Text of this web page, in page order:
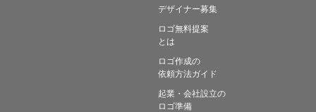
デザイナー募集
ロゴ無料提案
とは
ロゴ作成の
依頼方法ガイド
起業・会社設立の
ロゴ準備